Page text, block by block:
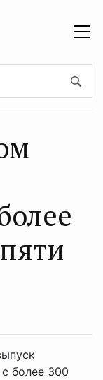
более 300